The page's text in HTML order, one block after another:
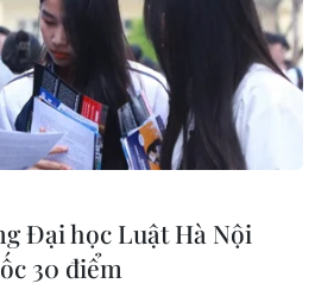
Đại học Luật Hà Nội
30 điểm